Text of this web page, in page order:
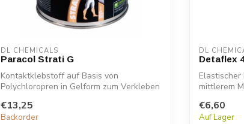
DL CHEMICALS
Paracol Strati G
Kontaktklebstoff auf Basis von
Polychloropren in Gelform zum Verkleben
€13,25
Backorder
DL
Detaflex
mittlerem
€6,60
Auf Lager